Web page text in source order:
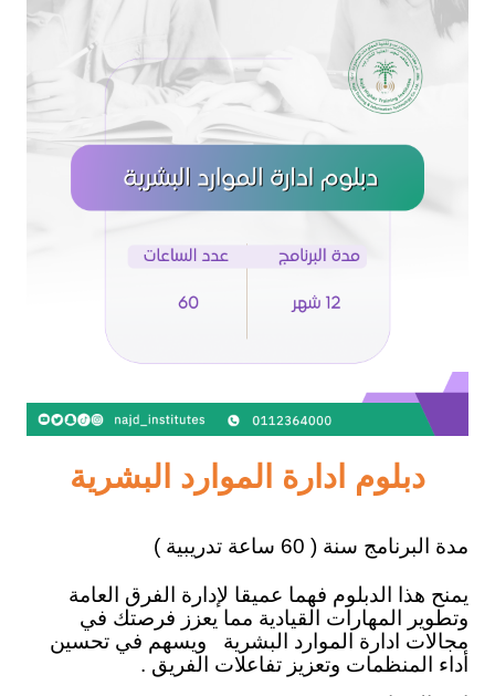
دبلوم ادارة الموارد البشرية
مدة البرنامج سنة ( 60 ساعة تدريبية )
يمنح هذا الدبلوم فهما عميقا لإدارة الفرق العامة
وتطوير المهارات القيادية مما يعزز فرصتك في
مجالات ادارة الموارد البشرية
ويسهم في تحسين
أداء المنظمات وتعزيز تفاعلات الفريق .